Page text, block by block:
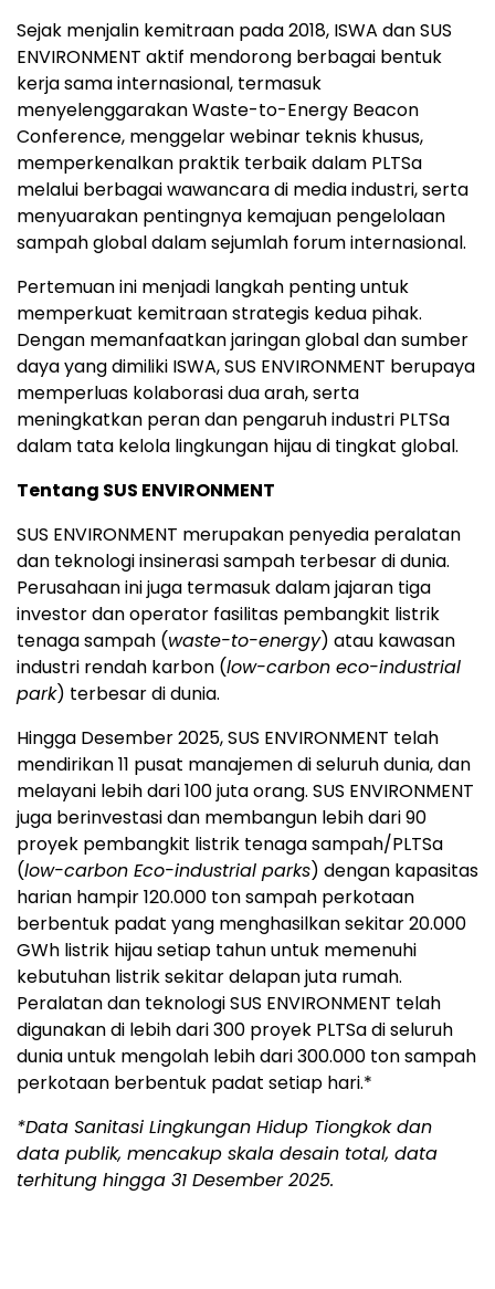
Sejak menjalin kemitraan pada 2018, ISWA dan SUS
ENVIRONMENT aktif mendorong berbagai bentuk
kerja sama internasional, termasuk
menyelenggarakan Waste-to-Energy Beacon
Conference, menggelar webinar teknis khusus,
memperkenalkan praktik terbaik dalam PLTSa
melalui berbagai wawancara di media industri, serta
menyuarakan pentingnya kemajuan pengelolaan
sampah global dalam sejumlah forum internasional.
Pertemuan ini menjadi langkah penting untuk
memperkuat kemitraan strategis kedua pihak.
Dengan memanfaatkan jaringan global dan sumber
daya yang dimiliki ISWA, SUS ENVIRONMENT berupaya
memperluas kolaborasi dua arah, serta
meningkatkan peran dan pengaruh industri PLTSa
dalam tata kelola lingkungan hijau di tingkat global.
Tentang SUS ENVIRONMENT
SUS ENVIRONMENT merupakan penyedia peralatan
dan teknologi insinerasi sampah terbesar di dunia.
Perusahaan ini juga termasuk dalam jajaran tiga
investor dan operator fasilitas pembangkit listrik
tenaga sampah (waste-to-energy) atau kawasan
industri rendah karbon (low-carbon eco-industrial
park) terbesar di dunia.
Hingga Desember 2025, SUS ENVIRONMENT telah
mendirikan 11 pusat manajemen di seluruh dunia, dan
melayani lebih dari 100 juta orang. SUS ENVIRONMENT
juga berinvestasi dan membangun lebih dari 90
proyek pembangkit listrik tenaga sampah/PLTSa
(low-carbon Eco-industrial parks) dengan kapasitas
harian hampir 120.000 ton sampah perkotaan
berbentuk padat yang menghasilkan sekitar 20.000
GWh listrik hijau setiap tahun untuk memenuhi
kebutuhan listrik sekitar delapan juta rumah.
Peralatan dan teknologi SUS ENVIRONMENT telah
digunakan di lebih dari 300 proyek PLTSa di seluruh
dunia untuk mengolah lebih dari 300.000 ton sampah
perkotaan berbentuk padat setiap hari.*
*Data Sanitasi Lingkungan Hidup Tiongkok dan
data publik, mencakup skala desain total, data
terhitung hingga 31 Desember 2025.